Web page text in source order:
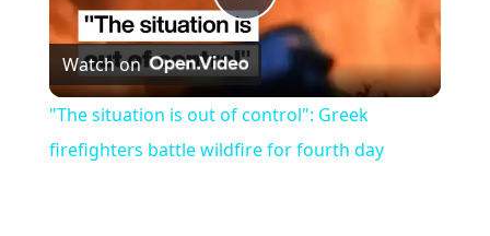
Play
Video
Watch on
"The situation is out of control": Greek
firefighters battle wildfire for fourth day